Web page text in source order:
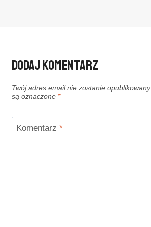
Dodaj Komentarz
Twój adres email nie zostanie opublikowany.
są oznaczone *
Komentarz *